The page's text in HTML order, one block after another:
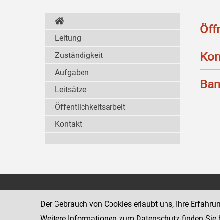
Leitung
Zuständigkeit
Aufgaben
Leitsätze
Öffentlichkeitsarbeit
Kontakt
www.justiz.gv.at/stak
Der Gebrauch von Cookies erlaubt uns, Ihre